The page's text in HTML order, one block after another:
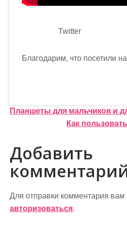
Twitter
Благодарим, что посетили
Н
в
и
г
а
Планшеты для мальчиков и
Как
Добавить
Для отправки комментария вам
авторизоваться.